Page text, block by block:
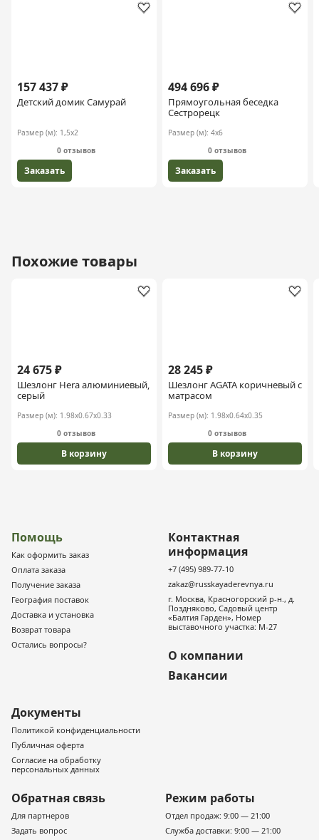
157 437 ₽
Детский домик Самурай
Размер (м): 1,5х2
0 отзывов
Заказать
494 696 ₽
Прямоугольная беседка
Сестрорецк
Размер (м): 4х6
0 отзывов
Заказать
Похожие товары
24 675 ₽
Шезлонг Hera алюминиевый,
серый
Размер (м): 1.98х0.67х0.33
0 отзывов
В корзину
28 245 ₽
Шезлонг AGATA коричневый с
матрасом
Размер (м): 1.98х0.64х0.35
0 отзывов
В корзину
Помощь
Как оформить заказ
Оплата заказа
Получение заказа
География поставок
Доставка и установка
Возврат товара
Остались вопросы?
Контактная
информация
+7 (495) 989-77-10
zakaz@russkayaderevnya.ru
г. Москва, Красногорский р-н., д.
Поздняково, Садовый центр
«Балтия Гарден», Номер
выставочного участка: М-27
О компании
Вакансии
Документы
Политикой конфиденциальности
Публичная оферта
Согласие на обработку
персональных данных
Обратная связь
Для партнеров
Задать вопрос
Режим работы
Отдел продаж: 9:00 — 21:00
Служба доставки: 9:00 — 21:00